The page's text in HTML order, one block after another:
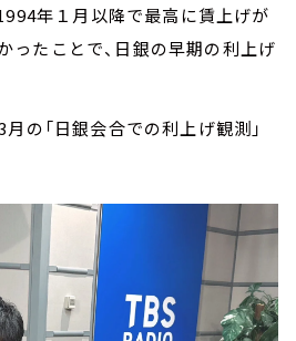
年１月以降で最高に賃上げが
ったことで、日銀の早期の利上げ
の「日銀会合での利上げ観測」